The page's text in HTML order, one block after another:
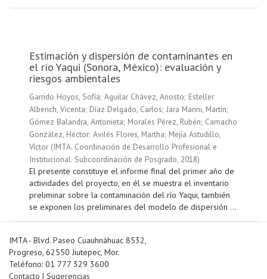
Estimación y dispersión de contaminantes en
el río Yaqui (Sonora, México): evaluación y
riesgos ambientales
Garrido Hoyos, Sofía; Aguilar Chávez, Ariosto; Esteller
Alberich, Vicenta; Díaz Delgado, Carlos; Jara Marini, Martín;
Gómez Balandra, Antonieta; Morales Pérez, Rubén; Camacho
González, Héctor; Avilés Flores, Martha; Mejía Astudillo,
Víctor (IMTA. Coordinación de Desarrollo Profesional e
Institucional. Subcoordinación de Posgrado, 2018)
El presente constituye el informe final del primer año de
actividades del proyecto, en él se muestra el inventario
preliminar sobre la contaminación del río Yaqui, también
se exponen los preliminares del modelo de dispersión ...
IMTA - Blvd. Paseo Cuauhnáhuac 8532,
Progreso, 62550 Jiutepec, Mor.
Teléfono: 01 777 329 3600
Contacto | Sugerencias